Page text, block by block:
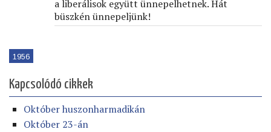
a liberálisok együtt ünnepelhetnek. Hát
büszkén ünnepeljünk!
1956
Kapcsolódó cikkek
Október huszonharmadikán
Október 23-án